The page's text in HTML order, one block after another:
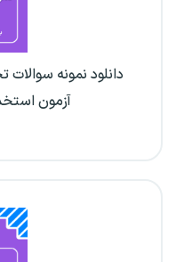
دانلود نمونه
آزمون